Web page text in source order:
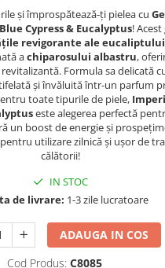
Animale
și împrospătează-ți pielea cu
Cypress & Eucalyptus! Acest
revigorante ale eucaliptului
achiparosului albastru,
Formula sa delicată
și învăluită într-un parfum
toate tipurile de piele,
este alegerea perfectă
un boost de energie și
utilizare zilnică și ușor de
călătorii!
IN STOC
de livrare: 1-3 zile lucratoare
ADAUGA IN COS
Cod Produs: C8085